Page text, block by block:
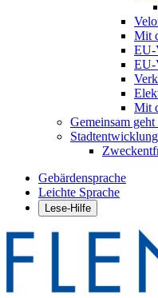
Mit
EU-
EU-
Mit
Gemeinsam
Gebärdensprache
Leichte Sprache
Lese-Hilfe